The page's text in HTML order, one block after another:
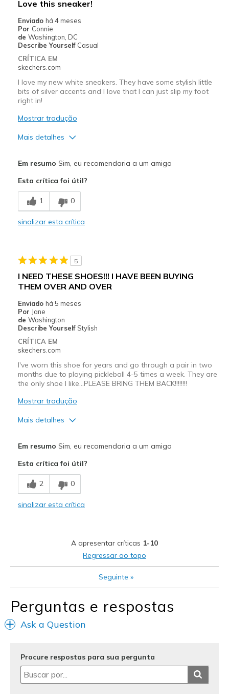
Special Occasions
Travel
Width
Sizing
Feels true to size
View On Shoes
Shoes are for Wearing
Love this sneaker!
Enviado há 4 meses
Por Connie
de Washington, DC
Describe Yourself Casual
CRÍTICA EM
skechers.com
I love my new white sneakers. They have some stylish little
bits of silver accents and I love that I can just slip my foot
right in!
Mostrar tradução
Mais detalhes
Comfortable
Durable
Casual Wear
Travel
Walking
Width
Feels true to width
Sizing
View On Shoes
Em resumo Sim, eu recomendaria a um amigo
Esta crítica foi útil?
1 0
sinalizar esta crítica
5
I NEED THESE SHOES!!! I HAVE BEEN BUYING
THEM OVER AND OVER
Enviado há 5 meses
Por Jane
de Washington
Describe Yourself Stylish
CRÍTICA EM
skechers.com
I've worn this shoe for years and go through a pair in two
months due to playing pickleball 4-5 times a week. They are
the only shoe I like...PLEASE BRING THEM BACK!!!!!!!!
Mostrar tradução
Mais detalhes
Comfortable
Durable
Melhores utilizações
Casual Wear
Pickleball
Travel
Width
Feels true to width
View On Shoes
I'm Really Into Shoes
Em resumo Sim, eu recomendaria a um amigo
Esta crítica foi útil?
2 0
sinalizar esta crítica
A apresentar críticas 1-10
Regressar ao topo
Seguinte »
Perguntas e respostas
Ask a Question
Procure respostas para sua pergunta